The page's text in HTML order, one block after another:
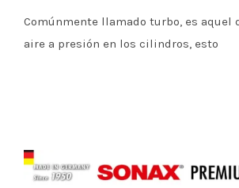
Comúnmente llamado turbo, es aquel
aire a presión en los cilindros, esto